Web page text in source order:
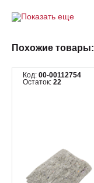
Показать еще
Похожие товары:
Код: 00-00112754
Остаток: 22